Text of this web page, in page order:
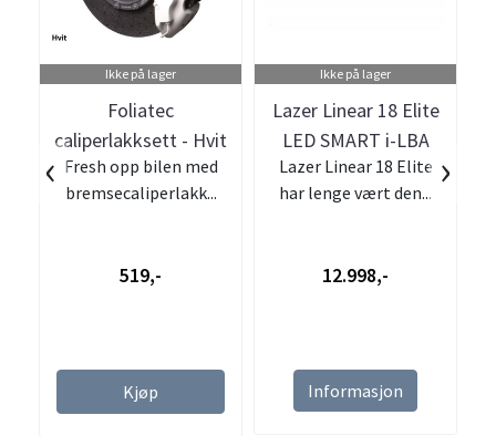
Ikke på lager
Foliatec
caliperlakksett - Hvit
Fresh opp bilen med
bremsecaliperlakk...
519,-
Kjøp
Ikke på lager
Lazer Linear 18 Elite
LED SMART i-LBA
ekstralys
Lazer Linear 18 Elite
har lenge vært den...
12.998,-
Informasjon
‹ ›